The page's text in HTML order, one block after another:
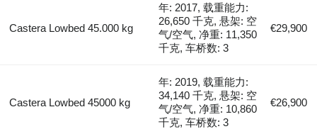
Castera Lowbed 45.000 kg
年: 2017, 载重能力:
26,650 千克, 悬架: 空
气/空气, 净重: 11,350
千克, 车桥数: 3
€29,900
Castera Lowbed 45000 kg
年: 2019, 载重能力:
34,140 千克, 悬架: 空
气/空气, 净重: 10,860
千克, 车桥数: 3
€26,900